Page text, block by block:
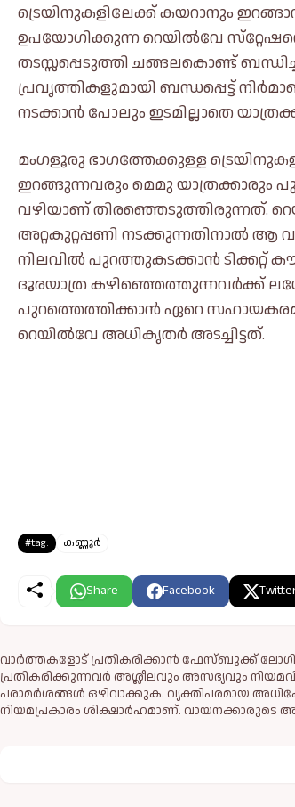
ട്രെയിനുകളിലേക്ക് കയറാനും
ഉപയോഗിക്കുന്ന റെയിൽവേ
തടസ്സപ്പെടുത്തി ചങ്ങലകൊണ്ട്
പ്രവൃത്തികളുമായി ബന്ധപ്പെട്ട്
നടക്കാൻ പോലും ഇടമില്ലാതെ
മംഗളൂരു ഭാഗത്തേക്കുള്ള
ഇറങ്ങുന്നവരും മെമു യാത്രക്കാരും
വഴിയാണ് തിരഞ്ഞെടുത്തിരുന്നത്.
അറ്റകുറ്റപ്പണി നടക്കുന്നതിനാൽ ആ
നിലവിൽ പുറത്തുകടക്കാൻ ടിക്കറ്റ്
ദൂരയാത്ര കഴിഞ്ഞെത്തുന്നവർക്ക്
പുറത്തെത്തിക്കാൻ ഏറെ
റെയിൽവേ അധികൃതർ അടച്ചിട്ടത്.
#tag: കണ്ണൂർ
Share Facebook
വാർത്തകളോട് പ്രതികരിക്കാൻ ഫേസ്ബുക്ക്
പ്രതികരിക്കുന്നവര്‍ അശ്ലീലവും അസഭ്യവും
പരാമര്‍ശങ്ങള്‍ ഒഴിവാക്കുക. വ്യക്തിപരമായ
നിയമപ്രകാരം ശിക്ഷാര്‍ഹമാണ്. വായനക്കാരുടെ